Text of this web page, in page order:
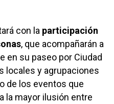
con la participación
, que acompañarán a
en su paseo por Ciudad
locales y agrupaciones
de los eventos que
la mayor ilusión entre